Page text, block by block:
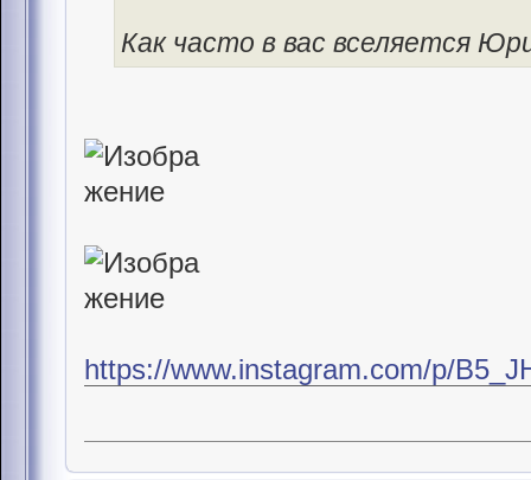
Как часто в вас вселяется
https://www.instagram.com/p/